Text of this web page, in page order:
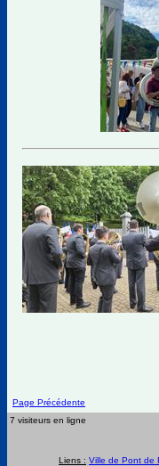
Page Précédente
7 visiteurs en ligne
Liens : Ville de Pont de